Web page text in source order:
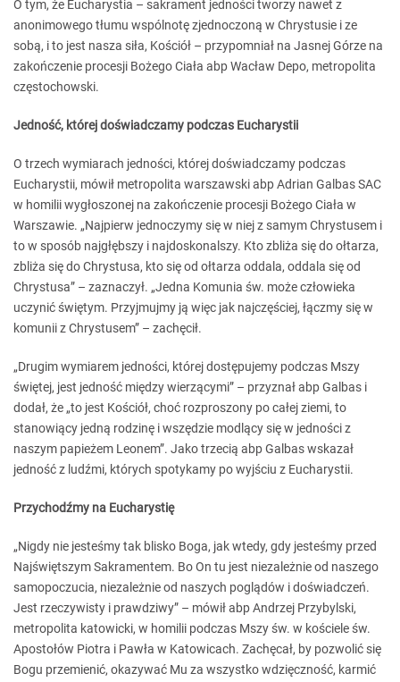
O tym, że Eucharystia – sakrament jedności tworzy nawet z
anonimowego tłumu wspólnotę zjednoczoną w Chrystusie i ze
sobą, i to jest nasza siła, Kościół – przypomniał na Jasnej Górze na
zakończenie procesji Bożego Ciała abp Wacław Depo, metropolita
częstochowski.
Jedność, której doświadczamy podczas Eucharystii
O trzech wymiarach jedności, której doświadczamy podczas
Eucharystii, mówił metropolita warszawski abp Adrian Galbas SAC
w homilii wygłoszonej na zakończenie procesji Bożego Ciała w
Warszawie. „Najpierw jednoczymy się w niej z samym Chrystusem i
to w sposób najgłębszy i najdoskonalszy. Kto zbliża się do ołtarza,
zbliża się do Chrystusa, kto się od ołtarza oddala, oddala się od
Chrystusa” – zaznaczył. „Jedna Komunia św. może człowieka
uczynić świętym. Przyjmujmy ją więc jak najczęściej, łączmy się w
komunii z Chrystusem” – zachęcił.
„Drugim wymiarem jedności, której dostępujemy podczas Mszy
świętej, jest jedność między wierzącymi” – przyznał abp Galbas i
dodał, że „to jest Kościół, choć rozproszony po całej ziemi, to
stanowiący jedną rodzinę i wszędzie modlący się w jedności z
naszym papieżem Leonem”. Jako trzecią abp Galbas wskazał
jedność z ludźmi, których spotykamy po wyjściu z Eucharystii.
Przychodźmy na Eucharystię
„Nigdy nie jesteśmy tak blisko Boga, jak wtedy, gdy jesteśmy przed
Najświętszym Sakramentem. Bo On tu jest niezależnie od naszego
samopoczucia, niezależnie od naszych poglądów i doświadczeń.
Jest rzeczywisty i prawdziwy” – mówił abp Andrzej Przybylski,
metropolita katowicki, w homilii podczas Mszy św. w kościele św.
Apostołów Piotra i Pawła w Katowicach. Zachęcał, by pozwolić się
Bogu przemienić, okazywać Mu za wszystko wdzięczność, karmić